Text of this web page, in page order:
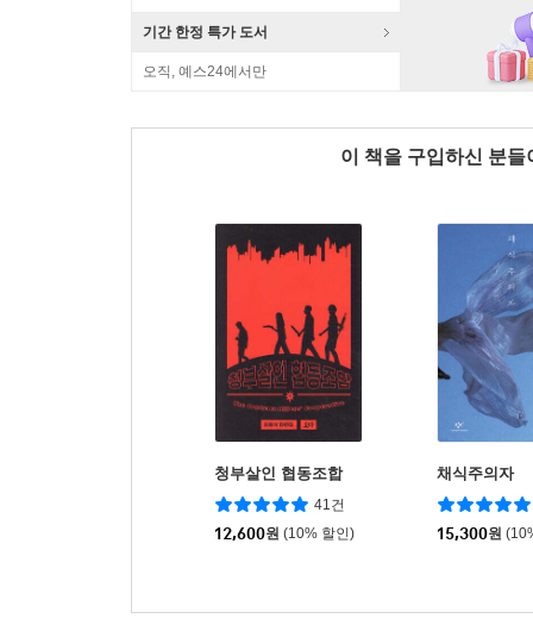
기간 한정 특가 도서
오직, 예스24에서만
이 책을 구입하신 분
청부살인 협동조합
41건
12,600원 (10% 할인)
채식주의자
15,300원